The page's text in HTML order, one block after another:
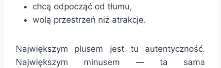
chcą odpocząć od tłumu,
wolą przestrzeń niż atrakcje.
Największym plusem jest tu autentyczność.
Największym minusem — ta sama